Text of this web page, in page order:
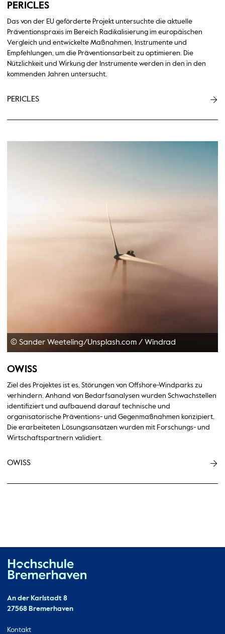
PERICLES
Das von der EU geförderte Projekt untersuchte die aktuelle
Präventionspraxis im Bereich Radikalisierung im europäischen
Vergleich und entwickelte Maßnahmen, Instrumente und
Empfehlungen, um die Präventionsarbeit zu optimieren. Die
Nützlichkeit und Wirkung der Instrumente werden in den in den
kommenden Jahren untersucht.
PERICLES
© Sander Weeteling/Unsplash.com / Windrad
OWISS
Ziel des Projektes ist es, Störungen von Offshore-Windparks zu
verhindern. Anhand von Bedarfsanalysen wurden Schwachstellen
identifiziert und aufbauend darauf technische und
organisatorische Präventions- und Gegenmaßnahmen konzipiert.
Die erarbeiteten Lösungsansätzen wurden mit Forschungs- und
Wirtschaftspartnern validiert.
OWISS
Kontakt
An der Karlstadt 8
27568 Bremerhaven
Kontakt